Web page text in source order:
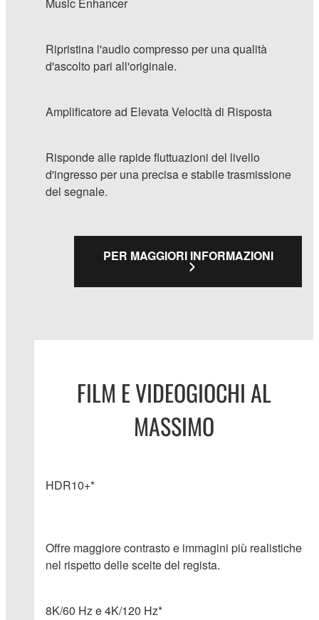
Ripristina l'audio compresso per una qualità
d'ascolto pari all'originale.
Amplificatore ad Elevata Velocità di Risposta
Risponde alle rapide fluttuazioni del livello
d'ingresso per una precisa e stabile trasmissione
del segnale.
PER MAGGIORI INFORMAZIONI
FILM E VIDEOGIOCHI AL
MASSIMO
HDR10+*
Offre maggiore contrasto e immagini più realistiche
nel rispetto delle scelte del regista.
8K/60 Hz e 4K/120 Hz*